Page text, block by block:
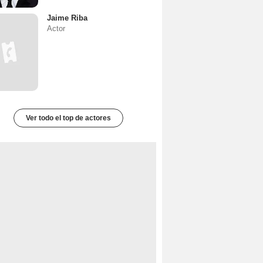
Jaime Riba
Actor
Ver todo el top de actores